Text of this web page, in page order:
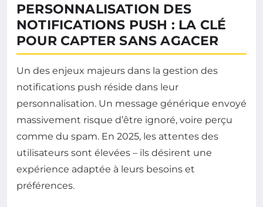
PERSONNALISATION DES
NOTIFICATIONS PUSH : LA CLÉ
POUR CAPTER SANS AGACER
Un des enjeux majeurs dans la gestion des
notifications push réside dans leur
personnalisation. Un message générique envoyé
massivement risque d’être ignoré, voire perçu
comme du spam. En 2025, les attentes des
utilisateurs sont élevées – ils désirent une
expérience adaptée à leurs besoins et
préférences.